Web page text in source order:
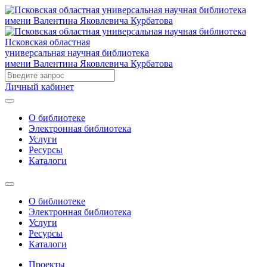
Псковская областная
универсальная научная библиотека
имени Валентина Яковлевича Курбатова
Личный кабинет
О библиотеке
Электронная библиотека
Услуги
Ресурсы
Каталоги
О библиотеке
Электронная библиотека
Услуги
Ресурсы
Каталоги
Проекты